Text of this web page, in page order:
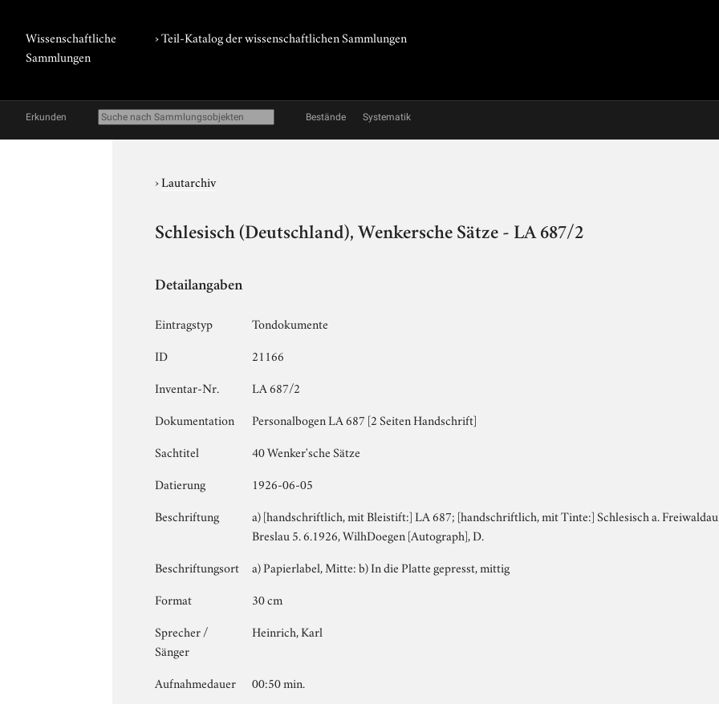
Wissenschaftliche
Sammlungen
› Teil-Katalog der wissenschaftlichen Sammlungen
Erkunden Bestände Systematik
›Lautarchiv
Schlesisch (Deutschland), Wenkersche Sätze - LA 687/2
Detailangaben
Eintragstyp
Tondokumente
ID
21166
Inventar-Nr.
LA 687/2
Dokumentation
Personalbogen LA 687 [2 Seiten Handschrift]
Sachtitel
40 Wenker'sche Sätze
Datierung
1926-06-05
Beschriftung
a) [handschriftlich, mit Bleistift:] LA 687; [handschriftlich, mit Tinte:] Schlesisch a.
Breslau 5. 6.1926, WilhDoegen [Autograph], D.
Beschriftungsort
a) Papierlabel, Mitte: b) In die Platte gepresst, mittig
Format
30 cm
Sprecher /
Sänger
Heinrich, Karl
Aufnahmedauer
00:50 min.